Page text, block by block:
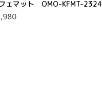
ェマット OMO-KFMT-2324